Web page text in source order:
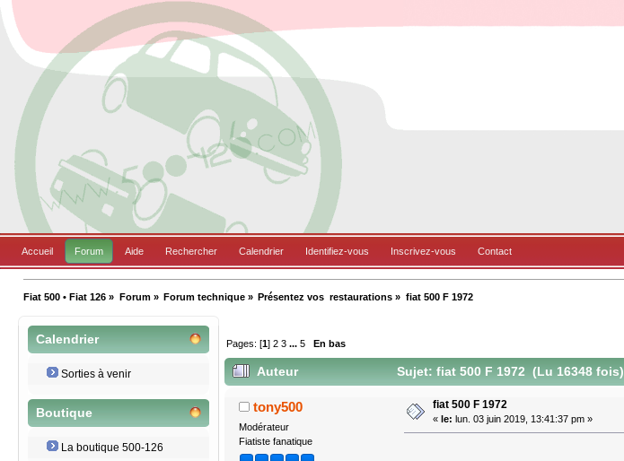
Accueil Forum Aide Rechercher Calendrier Identifiez-vous Inscrivez-vous Contact
Fiat 500 • Fiat 126 » Forum» Forum technique» Présentez vos  restaurations » fiat 500 F 1972
Calendrier
Sorties à venir
Boutique
La boutique 500-126
Pages: [1]2 3 ...5 En bas
Auteur Sujet: fiat 500 F 1972 (Lu 16348 fois)
tony500
Modérateur
Fiatiste fanatique
fiat 500 F 1972
« le: lun. 03 juin 2019, 13:41:37 pm »